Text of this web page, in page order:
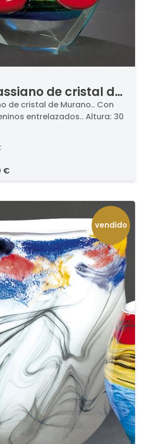
de cristal de
de cristal de Murano.. Con
entrelazados.. Altura: 30
€
vendido